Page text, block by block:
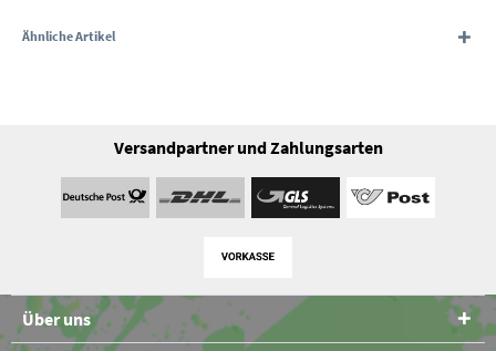
Ähnliche Artikel
Versandpartner und Zahlungsarten
Über uns